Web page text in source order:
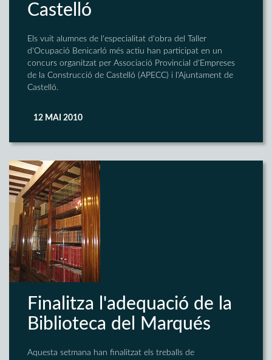
Castelló
Els vuit alumnes de l'especialitat d'obra del Taller
d'Ocupació Benicarló més actiu han participat en un
concurs organitzat per Associació Provincial d'Empreses
de la Construcció de Castelló (APECC) i l'Ajuntament de
Castelló.
12 MAI 2010
Finalitza l'adequació de la
Biblioteca del Marqués
Aquesta setmana han finalitzat els treballs de